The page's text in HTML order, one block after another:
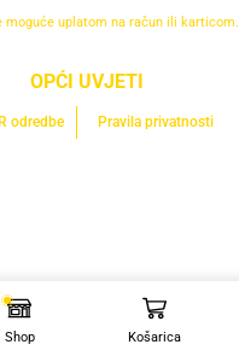
Shop Košarica
moguće uplatom na račun ili karticom.
OPĆI UVJETI
odredbe Pravila privatnosti